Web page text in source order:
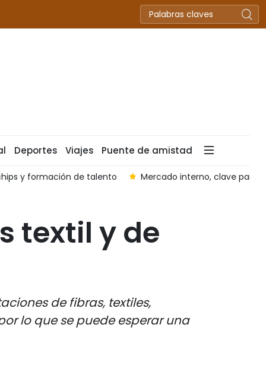
Deportes Viajes Puente de amistad
y formación de talento Mercado interno, clave para
textil y de
de fibras, textiles,
lo que se puede esperar una